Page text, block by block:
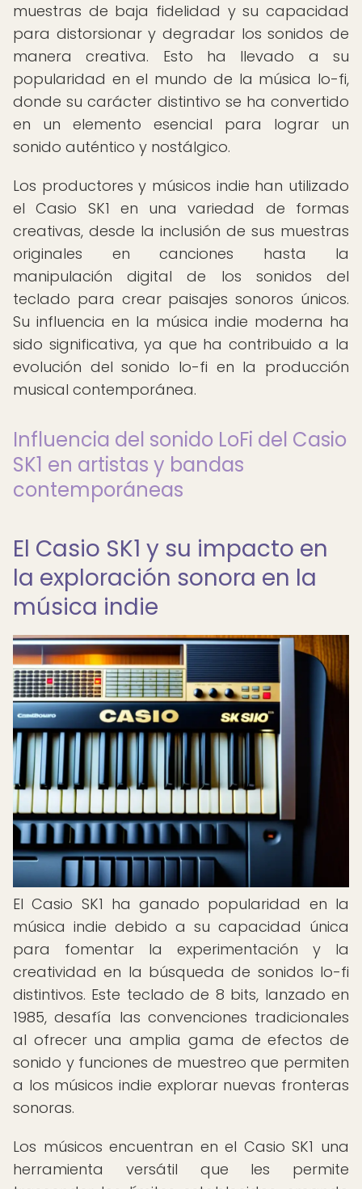
muestras de baja fidelidad y su capacidad
para distorsionar y degradar los sonidos de
manera creativa. Esto ha llevado a su
popularidad en el mundo de la música lo-fi,
donde su carácter distintivo se ha convertido
en un elemento esencial para lograr un
sonido auténtico y nostálgico.
Los productores y músicos indie han utilizado
el Casio SK1 en una variedad de formas
creativas, desde la inclusión de sus muestras
originales en canciones hasta la
manipulación digital de los sonidos del
teclado para crear paisajes sonoros únicos.
Su influencia en la música indie moderna ha
sido significativa, ya que ha contribuido a la
evolución del sonido lo-fi en la producción
musical contemporánea.
Influencia del sonido LoFi del Casio
SK1 en artistas y bandas
contemporáneas
El Casio SK1 y su impacto en
la exploración sonora en la
música indie
El Casio SK1 ha ganado popularidad en la
música indie debido a su capacidad única
para fomentar la experimentación y la
creatividad en la búsqueda de sonidos lo-fi
distintivos. Este teclado de 8 bits, lanzado en
1985, desafía las convenciones tradicionales
al ofrecer una amplia gama de efectos de
sonido y funciones de muestreo que permiten
a los músicos indie explorar nuevas fronteras
sonoras.
Los músicos encuentran en el Casio SK1 una
herramienta versátil que les permite